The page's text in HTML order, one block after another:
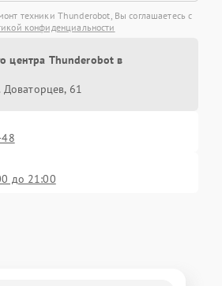
техники Thunderobot, Вы соглашаетесь с
конфиденциальности
центра Thunderobot в
Доваторцев, 61
до 21:00